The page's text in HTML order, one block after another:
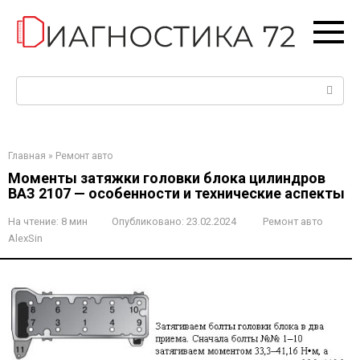
контенту
Главная » Ремонт авто
Моменты затяжки головки блока цилиндров
ВАЗ 2107 — особенности и технические аспекты
На чтение: 8 мин Опубликовано: 23.02.2024
Ремонт авто
AlexSin